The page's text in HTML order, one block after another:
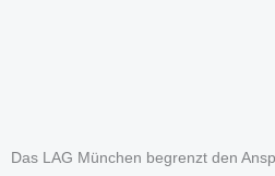
Das LAG München begrenzt den